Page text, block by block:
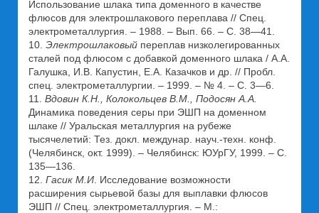
Использование шлака типа доменного в качестве
флюсов для электрошлакового переплава // Спец.
электрометаллургия. – 1988. – Вып. 66. – С. 38—41.
10. Электрошлаковый переплав низколегированных
сталей под флюсом с добавкой доменного шлака / А.А.
Галушка, И.В. Капустин, Е.А. Казачков и др. // Пробл.
спец. электрометаллургии. – 1999. – № 4. – С. 3—6.
11. Вдовин К.Н., Колокольцев В.М., Подосян А.А.
Динамика поведения серы при ЭШП на доменном
шлаке // Уральская металлургия на рубеже
тысячелетий: Тез. докл. междунар. науч.-техн. конф.
(Челябинск, окт. 1999). – Челябинск: ЮУрГУ, 1999. – С.
135—136.
12. Гасик М.И . Исследование возможности
расширения сырьевой базы для выплавки флюсов
ЭШП // Спец. электрометаллургия. – М.: